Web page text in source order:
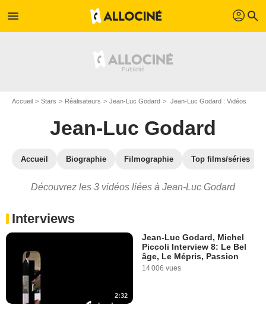
menu profil search
Accueil Stars Réalisateurs Jean-Luc Godard Jean-Luc Godard : Vidéos
Jean-Luc Godard
Accueil Biographie Filmographie Top films/séries
Découvrez les 3 vidéos liées à Jean-Luc Godard
Interviews
2:32
Jean-Luc Godard, Michel
Piccoli Interview 8: Le Bel
âge, Le Mépris, Passion
14 006 vues